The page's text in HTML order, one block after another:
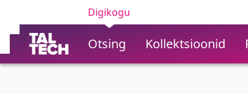
Digikogu
Otsing Kollektsioonid